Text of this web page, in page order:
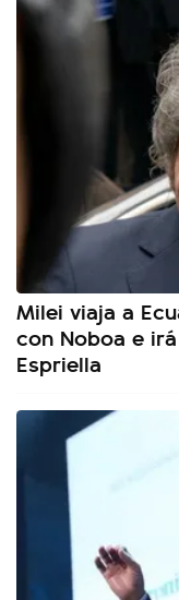
Milei viaja a
con Noboa e
Espriella